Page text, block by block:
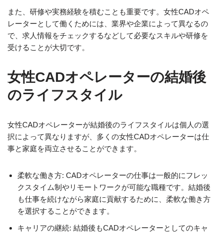
また、研修や実務経験を積むことも重要です。女性CADオペ
レーターとして働くためには、業界や企業によって異なるの
で、求人情報をチェックするなどして必要なスキルや研修を
受けることが大切です。
女性CADオペレーターの結婚後
のライフスタイル
女性CADオペレーターが結婚後のライフスタイルは個人の選
択によって異なりますが、多くの女性CADオペレーターは仕
事と家庭を両立させることができます。
柔軟な働き方: CADオペレーターの仕事は一般的にフレッ
クスタイム制やリモートワークが可能な職種です。結婚後
も仕事を続けながら家庭に貢献するために、柔軟な働き方
を選択することができます。
キャリアの継続: 結婚後もCADオペレーターとしてのキャ